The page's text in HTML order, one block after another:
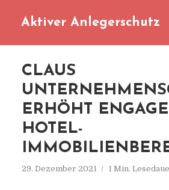
Aktiver Anlegerschutz
CLAUS
ERHÖHT
HOTEL-
29. Dezember 2021 1 Min.